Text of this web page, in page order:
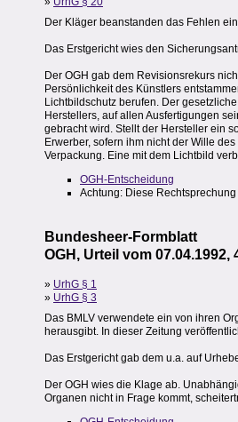
Der Kläger beanstanden das Fehlen
Das Erstgericht wies den
Der OGH gab dem Revisionsrekurs
Persönlichkeit des Künstlers
Lichtbildschutz berufen. Der
Herstellers, auf allen Ausfertigungen
gebracht wird. Stellt der Hersteller ein
Erwerber, sofern ihm nicht der Wille
Verpackung. Eine mit dem Lichtbild
OGH-Entscheidung
Achtung: Diese
Bundesheer-Formblatt
OGH, Urteil vom 07.04.1992,
» UrhG § 1
» UrhG § 3
Das BMLV verwendete ein von ihren
herausgibt. In dieser Zeitung
Das Erstgericht gab dem u.a. auf
Der OGH wies die Klage ab.
Organen nicht in Frage kommt,